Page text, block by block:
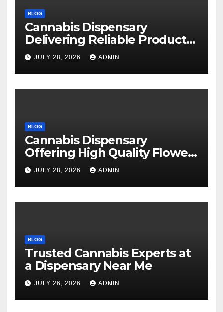
BLOG
Cannabis Dispensary
Delivering Reliable Products
Every Time
JULY 28, 2026 ADMIN
BLOG
Cannabis Dispensary
Offering High Quality Flower
Selections
JULY 28, 2026 ADMIN
BLOG
Trusted Cannabis Experts at
a Dispensary Near Me
JULY 26, 2026 ADMIN